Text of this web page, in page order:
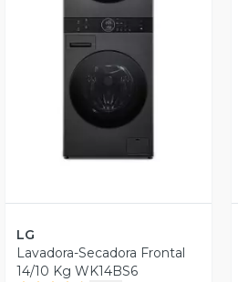
Vista Previa
LG
Lavadora-Secadora Frontal
14/10 Kg WK14BS6